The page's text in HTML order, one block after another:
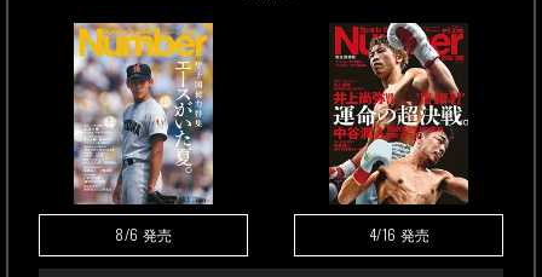
8/6 発売 4/16 発売